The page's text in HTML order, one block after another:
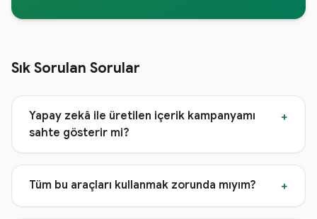
Sık Sorulan Sorular
Yapay zekâ ile üretilen içerik kampanyamı
sahte gösterir mi?
+
Tüm bu araçları kullanmak zorunda mıyım? +